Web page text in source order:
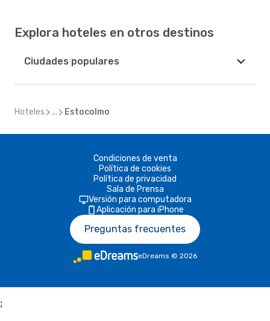
Explora hoteles en otros destinos
Ciudades populares
Hoteles ... Estocolmo
Condiciones de venta
Política de cookies
Política de privacidad
Sala de Prensa
Versión para computadora
Aplicación para iPhone
Preguntas frecuentes
eDreams © 2026
;